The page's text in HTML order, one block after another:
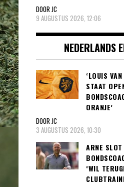
DOOR JC
9 AUGUSTUS 2026, 12:06
NEDERLANDS
‘LOUIS
STAAT
ORANJE’
DOOR JC
3 AUGUSTUS 2026, 10:30
ARNE SLOT
‘WIL